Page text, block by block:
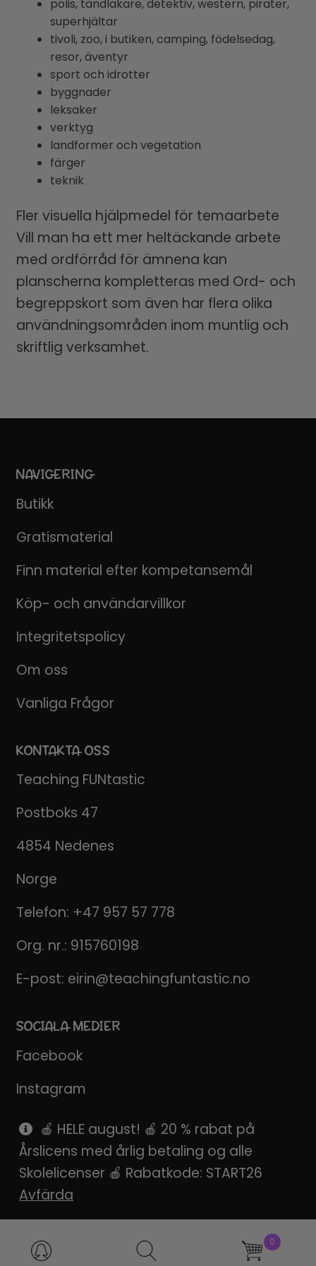
polis, tandläkare, detektiv, western, pirater,
superhjältar
tivoli, zoo, i butiken, camping, födelsedag,
resor, äventyr
sport och idrotter
byggnader
leksaker
verktyg
landformer och vegetation
färger
teknik
Fler visuella hjälpmedel för temaarbete
Vill man ha ett mer heltäckande arbete
med ordförråd för ämnena kan
planscherna kompletteras med Ord- och
begreppskort som även har flera olika
användningsområden inom muntlig och
skriftlig verksamhet.
NAVIGERING
Butikk
Gratismaterial
Finn material efter kompetansemål
Köp- och användarvillkor
Integritetspolicy
Om oss
Vanliga Frågor
KONTAKTA OSS
Teaching FUNtastic
Postboks 47
4854 Nedenes
Norge
Telefon: +47 957 57 778
Org. nr.: 915760198
E-post: eirin@teachingfuntastic.no
SOCIALA MEDIER
Facebook
Instagram
Pinterest
SnapChat
Produktsökning 0
🍎 HELE august! 🍎 20 % rabat på
Årslicens med årlig betaling og alle
Skolelicenser 🍎 Rabatkode: START26
Avfärda